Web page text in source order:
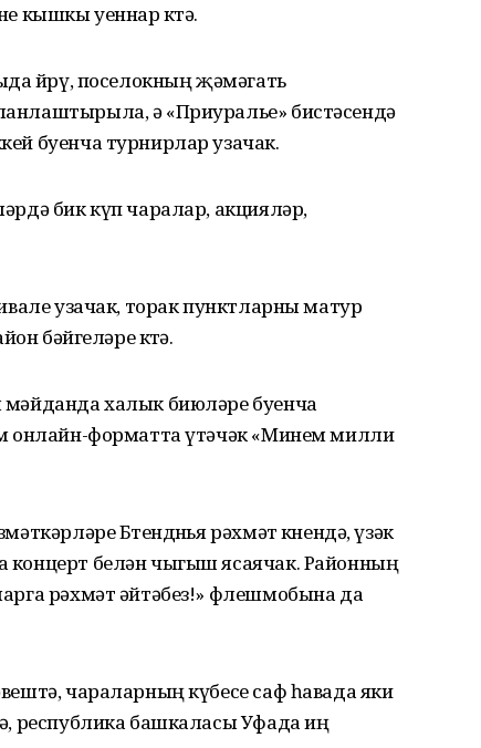
кышкы уеннар көтә.
йөрү, поселокның җәмәгать
ә «Приуралье» бистәсендә
буенча турнирлар узачак.
бик күп чаралар, акцияләр,
узачак, торак пунктларны матур
бәйгеләре көтә.
халык биюләре буенча
онлайн-форматта үтәчәк «Минем милли
Бөтендөнья рәхмәт көнендә, үзәк
белән чыгыш ясаячак. Районның
рәхмәт әйтәбез!» флешмобына да
чараларның күбесе саф һавада яки
республика башкаласы Уфада иң